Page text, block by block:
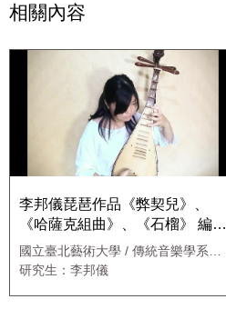
相關內容
李邦儀琵琶作品《弊契兒》、
《哈薩克組曲》、《石榴》 編創
素材與演奏詮釋 1. 白鳳岩︰
《開手板》
國立臺北藝術大學 / 傳統音樂學系碩
士班
研究生：李邦儀